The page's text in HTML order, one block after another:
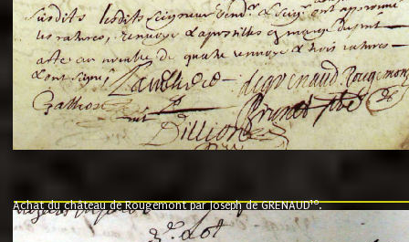
Achat du château de Rougemont par Joseph de GRENAUD10.